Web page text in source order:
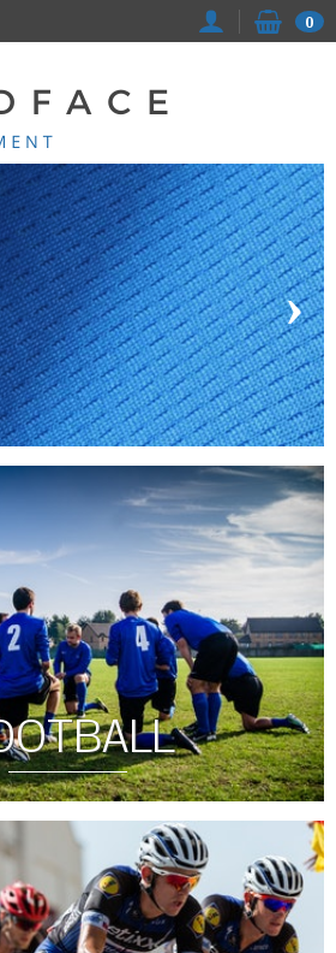
0
›